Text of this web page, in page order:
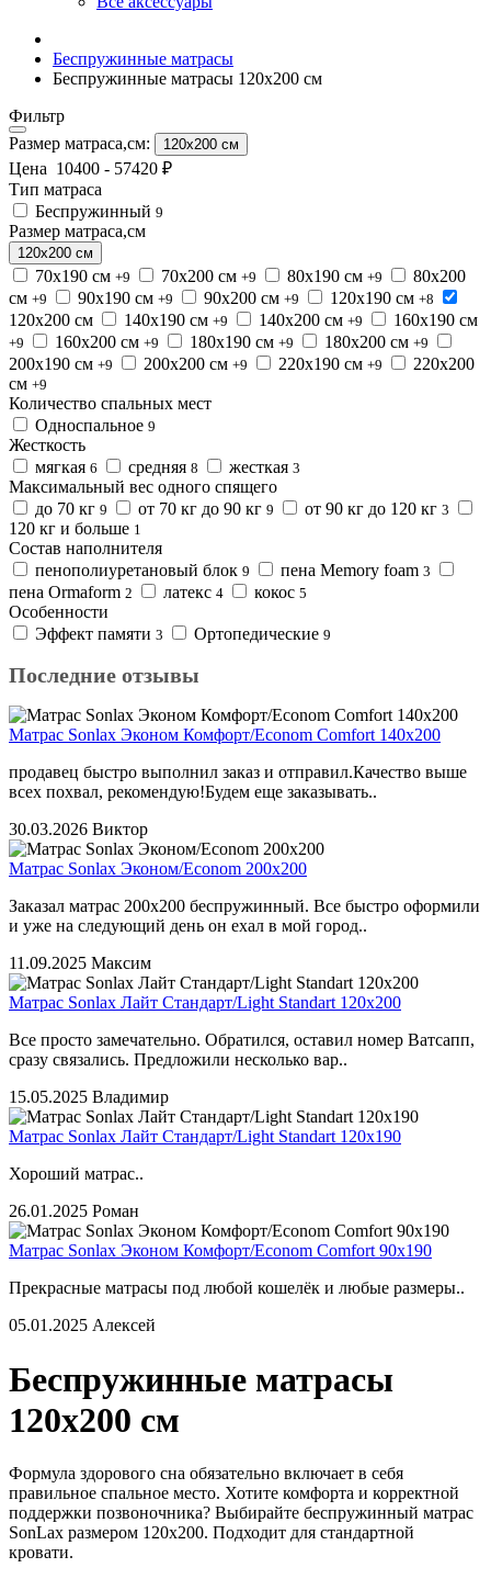
Беспружинные матрасы
Беспружинные матрасы 120x200 см
Фильтр
Размер матраса,см:
120x200 см
Цена 10400 - 57420 ₽
Тип матраса
Беспружинный 9
Размер матраса,см
120x200 см
70x190 см +9 70x200 см +9 80x190 см +9
80x200
см +9 90x190 см +9 90x200 см +9 120x190 см +8
120x200 см 140x190 см +9 140x200 см +9 160x190 см
+9 160x200 см +9 180x190 см +9 180x200 см +9
200x190 см +9 200x200 см +9 220x190 см +9
220x200
см +9
Количество спальных мест
Односпальное 9
Жесткость
мягкая 6 средняя 8 жесткая 3
Максимальный вес одного спящего
до 70 кг 9 от 70 кг до 90 кг 9 от 90 кг до 120 кг 3
120 кг и больше 1
Состав наполнителя
пенополиуретановый блок 9 пена Memory foam 3
пена Ormaform 2 латекс 4 кокос 5
Особенности
Эффект памяти 3 Ортопедические 9
Последние отзывы
Матрас Sonlax Эконом Комфорт/Econom Comfort 140x200
продавец быстро выполнил заказ и отправил.Качество выше
всех похвал, рекомендую!Будем еще заказывать..
30.03.2026 Виктор
Матрас Sonlax Эконом/Econom 200x200
Заказал матрас 200х200 беспружинный. Все быстро оформили
и уже на следующий день он ехал в мой город..
11.09.2025 Максим
Матрас Sonlax Лайт Стандарт/Light Standart 120x200
Все просто замечательно. Обратился, оставил номер Ватсапп,
сразу связались. Предложили несколько вар..
15.05.2025 Владимир
Матрас Sonlax Лайт Стандарт/Light Standart 120x190
Хороший матрас..
26.01.2025 Роман
Матрас Sonlax Эконом Комфорт/Econom Comfort 90x190
Прекрасные матрасы под любой кошелёк и любые размеры..
05.01.2025 Алексей
Беспружинные матрасы
120x200 см
Формула здорового сна обязательно включает в себя
правильное спальное место. Хотите комфорта и корректной
поддержки позвоночника? Выбирайте беспружинный матрас
SonLax размером 120x200. Подходит для стандартной
кровати.